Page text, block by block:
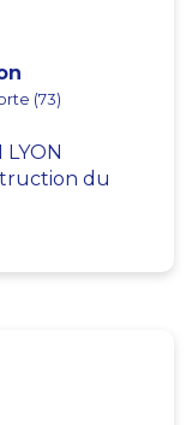
(73)
LYON
du